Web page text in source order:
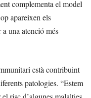
complementa el model
apareixen els
una atenció més
està contribuint
patologies. “Estem